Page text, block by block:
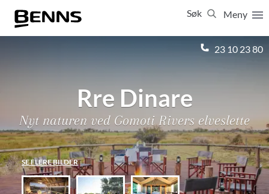
Meny
Søk
23 10 23 80
Rre Dinare
Nyt naturen ved Gomoti Rivers elveslette
SE FLERE BILDER
Lukk
Vis resultater for: